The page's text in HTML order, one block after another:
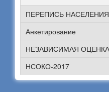
ПЕРЕПИСЬ НАСЕЛЕНИЯ
Анкетирование
НЕЗАВИСИМАЯ ОЦЕНКА
НСОКО-2017